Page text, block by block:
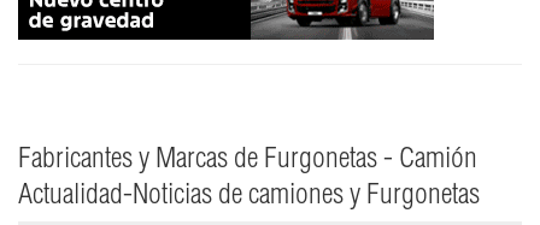
Fabricantes y Marcas de Furgonetas - Camión
Actualidad-Noticias de camiones y Furgonetas